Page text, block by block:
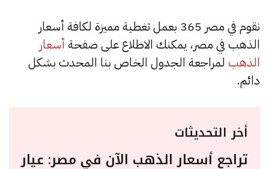
نقوم في مصر 365 بعمل تغطية مميزة لكافة أسعار
الذهب في مصر، يمكنك الاطلاع على صفحة أسعار
الذهب لمراجعة الجدول الخاص بنا المحدث بشكل
دائم.
أخر التحديثات
تراجع أسعار الذهب الآن في مصر: عيار